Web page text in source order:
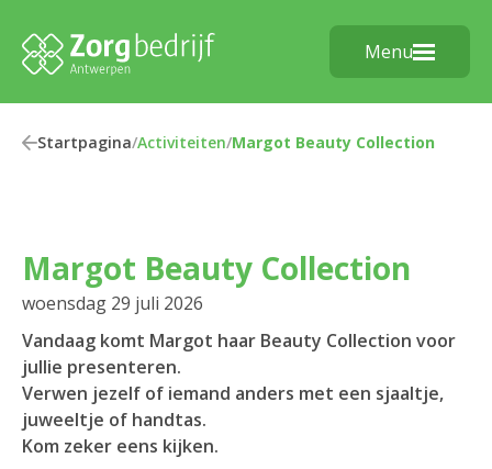
Menu
Startpagina/Activiteiten/Margot Beauty Collection
Margot Beauty Collection
woensdag 29 juli 2026
Vandaag komt Margot haar Beauty Collection voor
jullie presenteren.
Verwen jezelf of iemand anders met een sjaaltje,
juweeltje of handtas.
Kom zeker eens kijken.